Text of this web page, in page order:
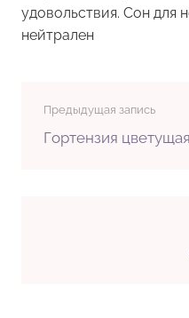
удовольствия. Сон для
нейтрален
Предыдущая запись
Гортензия цветущая